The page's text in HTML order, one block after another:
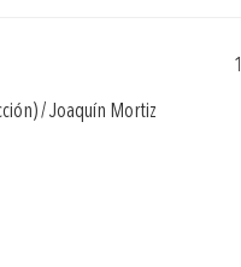
/ Joaquín Mortiz